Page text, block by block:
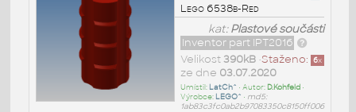
Lego 6538b-Red
kat:Plastové součásti
Inventor part IPT2016
Staženo: 6x
Velikost390kB•
ze dne 03.07.2020
Umístil: LatCh^ • Autor: D.Kohfeld•
Výrobce: LEGO^ • md5:
1ab83c3fc0ab2b97083350c8150ff006